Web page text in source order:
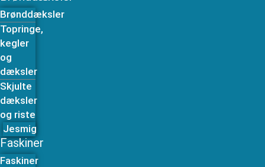
Brønddæksler
Topringe,
kegler
og
dæksler
Skjulte
dæksler
og riste
Jesmig
Faskiner
Faskiner